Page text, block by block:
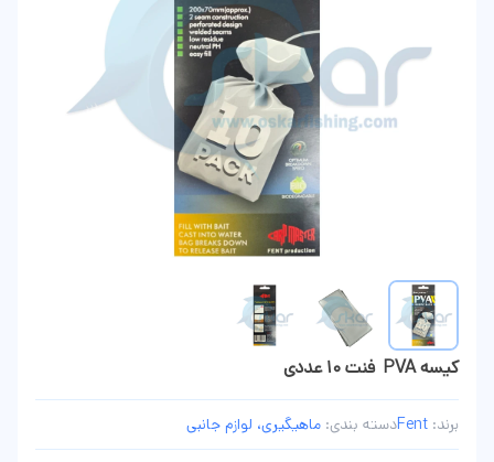
کیسه PVA فنت 10 عددی
برند: Fentدسته بندی: ماهیگیری، لوازم جانبی